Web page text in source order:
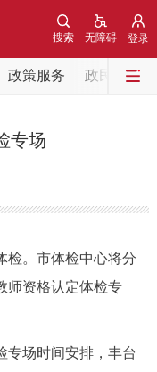
登录
无障碍
搜索
政策服务 政民互动
专场
。市体检中心将分
师资格认定体检专
场时间安排，丰台